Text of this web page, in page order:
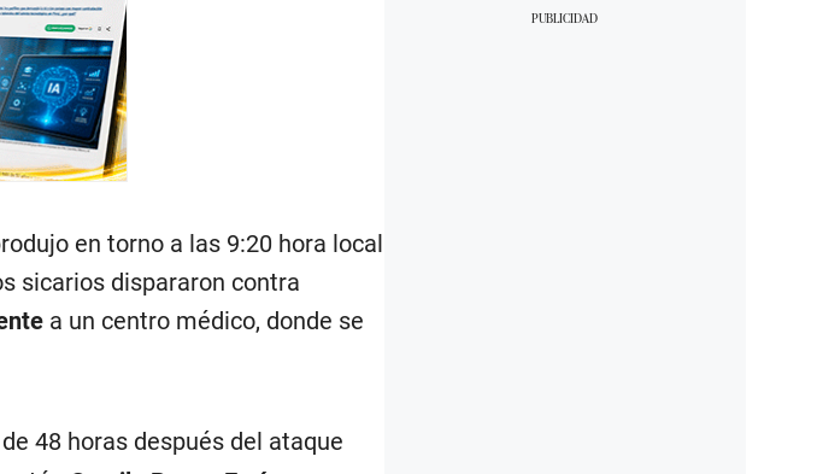
en torno a las 9:20 hora local
a un centro médico, donde se
.